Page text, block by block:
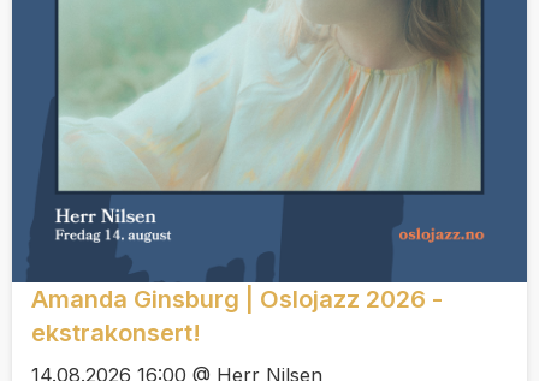
Amanda Ginsburg | Oslojazz 2026 -
ekstrakonsert!
14.08.2026 16:00 @ Herr Nilsen